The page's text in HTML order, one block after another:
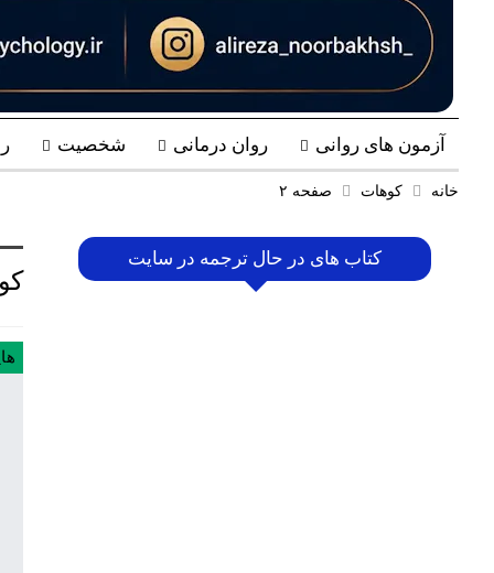
آزمون های روانی روان درمانی شخصیت
خانه کوهات صفحه ۲
کتاب های در حال ترجمه در سایت